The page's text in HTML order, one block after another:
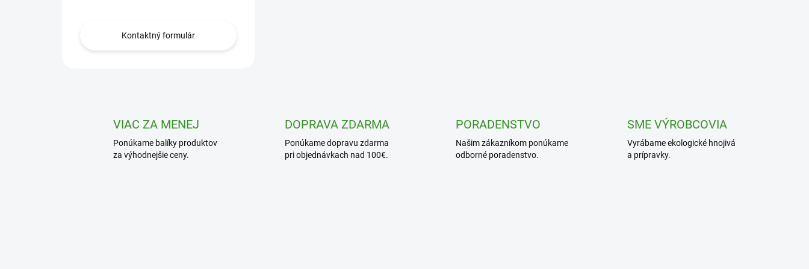
Kontaktný formulár
VIAC ZA MENEJ
Ponúkame balíky produktov
za výhodnejšie ceny.
DOPRAVA ZDARMA
Ponúkame dopravu zdarma
pri objednávkach nad 100€.
PORADENSTVO
Našim zákazníkom ponúkame
odborné poradenstvo.
SME VÝROBCOVIA
Vyrábame ekologické hnojivá
a prípravky.